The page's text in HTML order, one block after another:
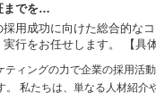
までを…
用成功に向けた総合的な
実行をお任せします。 【具
ティングの力で企業の採用活
。 私たちは、単なる人材紹介